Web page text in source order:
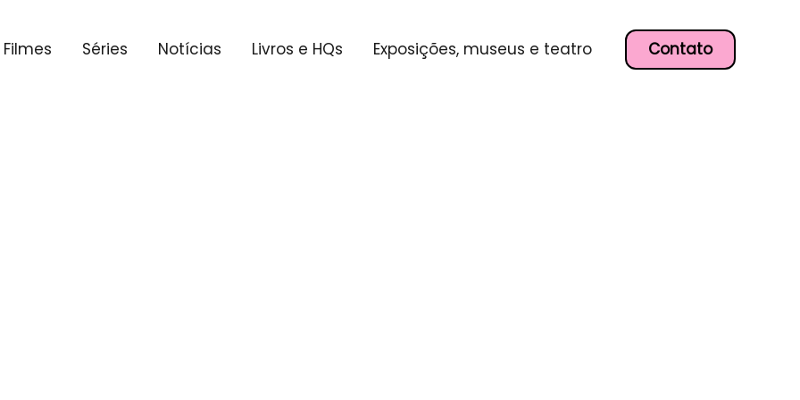
Filmes Séries Notícias Livros e HQs Exposições, museus e teatro Contato